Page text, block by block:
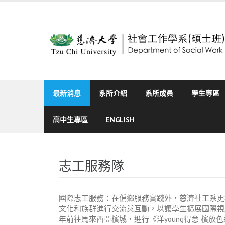
最新消息 系所介紹 系所成員 學生專區
高中生專區 ENGLISH
志工服務隊
國際志工服務：在偏鄉服務實踐外，慈濟社工系
文化和族群進行交流與互動，以讓學生擴展國際
年前往馬來西亞檳城，進行《洋young得意 檳放